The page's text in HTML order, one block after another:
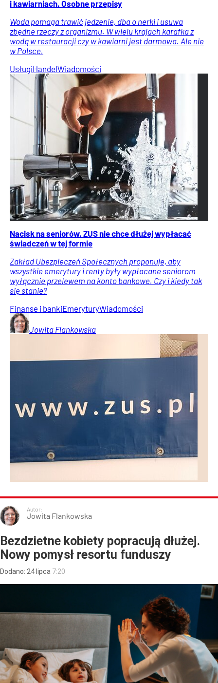
i kawiarniach. Osobne przepisy
Woda pomaga trawić jedzenie, dba o nerki i usuwa
zbędne rzeczy z organizmu. W wielu krajach karafka z
wodą w restauracji czy w kawiarni jest darmowa. Ale nie
w Polsce.
UsługiHandelWiadomości
Nacisk na seniorów. ZUS nie chce dłużej wypłacać
świadczeń w tej formie
Zakład Ubezpieczeń Społecznych proponuje, aby
wszystkie emerytury i renty były wypłacane seniorom
wyłącznie przelewem na konto bankowe. Czy i kiedy tak
się stanie?
Finanse i bankiEmeryturyWiadomości
Jowita Flankowska
Autor:
Jowita Flankowska
Bezdzietne kobiety popracują dłużej.
Nowy pomysł resortu funduszy
Dodano: 24 lipca 7:20